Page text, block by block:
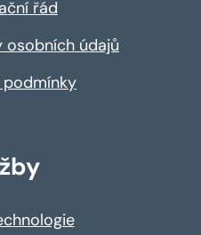
řád
osobních údajů